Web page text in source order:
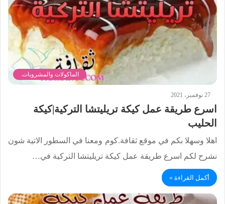
الماكولات والمشروبات.
27 نوفمبر، 2021
اسرع طريقة عمل كيكة تريليتشا التركية|كيكة
الحليب
اهلا وسهلا بكم في موقع ثقافة.كوم ومعنا في السطور الاتية شون
نشرح لكم اسرع طريقة عمل كيكة تريليتشا التركية في…
أكمل القراءة »